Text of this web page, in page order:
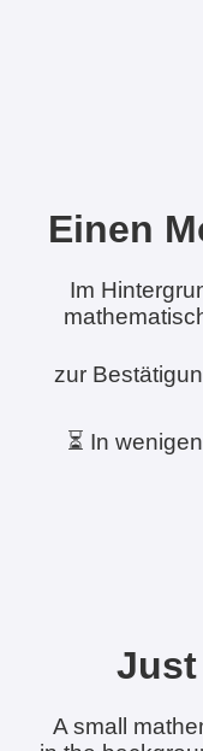
Einen
Im
zur
⏳ In
Just
A small